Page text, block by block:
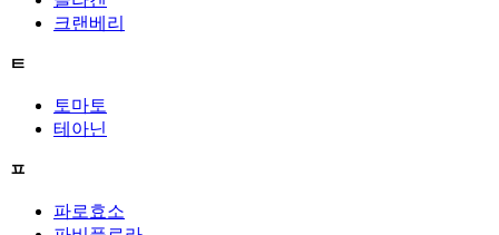
크랜베리
ㅌ
토마토
테아닌
ㅍ
파로효소